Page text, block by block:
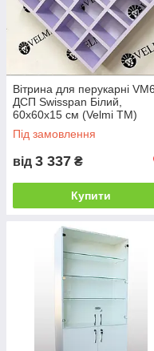
Вітрина для перукарні
ДСП Swisspan Білий,
60х60х15 см (Velmi TM)
Під замовлення
від 3 337 ₴
Купити